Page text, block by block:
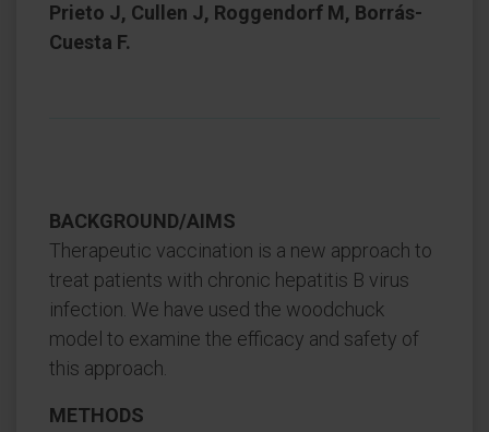
Prieto J, Cullen J, Roggendorf M, Borrás-
Cuesta F.
BACKGROUND/AIMS
Therapeutic vaccination is a new approach to
treat patients with chronic hepatitis B virus
infection. We have used the woodchuck
model to examine the efficacy and safety of
this approach.
METHODS